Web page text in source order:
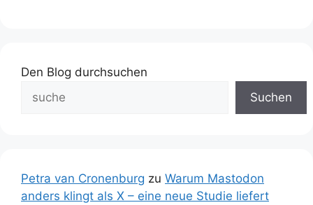
Den Blog durchsuchen
Suchen
Petra van Cronenburg zu Warum Mastodon
anders klingt als X – eine neue Studie liefert